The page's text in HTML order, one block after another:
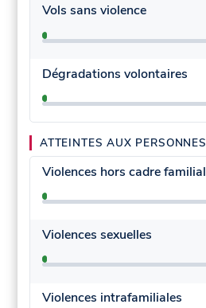
Vols sans violence
Dégradations volontaires
ATTEINTES AUX PERSONNES
Violences hors cadre familial
Violences sexuelles
Violences intrafamiliales